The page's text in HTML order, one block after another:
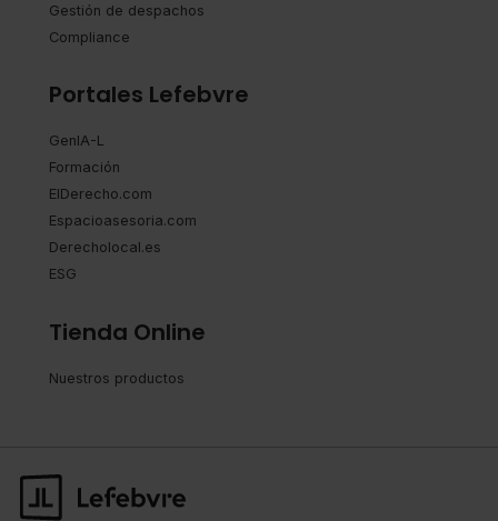
Gestión de despachos
Compliance
Portales Lefebvre
GenIA-L
Formación
ElDerecho.com
Espacioasesoria.com
Derecholocal.es
ESG
Tienda Online
Nuestros productos